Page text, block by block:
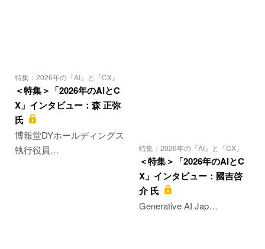
特集：2026年の『AI』と『CX』
＜特集＞「2026年のAIとC
X」インタビュー：森 正弥
氏
博報堂DYホールディングス
執行役員…
特集：2026年の『AI』と『CX』
＜特集＞「2026年のAIとC
X」インタビュー：國吉啓
介 氏
Generative AI Jap…